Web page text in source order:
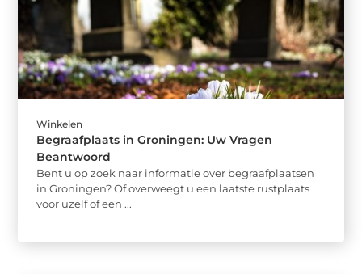
Winkelen
Begraafplaats in Groningen: Uw Vragen
Beantwoord
Bent u op zoek naar informatie over begraafplaatsen
in Groningen? Of overweegt u een laatste rustplaats
voor uzelf of een ...